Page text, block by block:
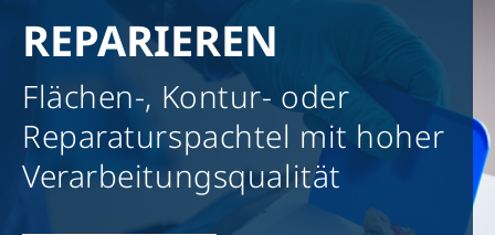
REPARIEREN
Flächen-, Kontur- oder
Reparaturspachtel mit hoher
Verarbeitungsqualität